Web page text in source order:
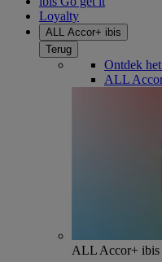
Loyalty
ALL Accor+ ibis
Terug
Ontdek
ALL
ALL Accor+ ibis